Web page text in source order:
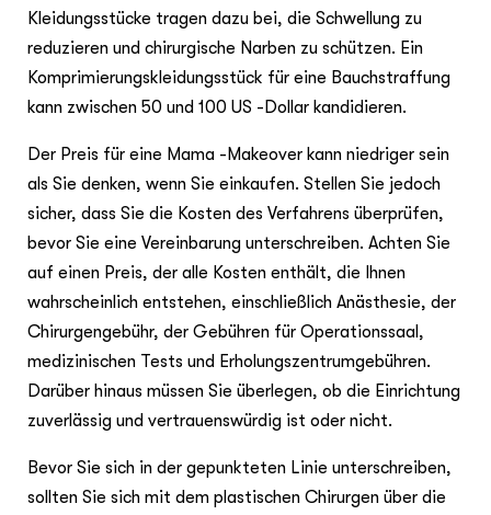
Kleidungsstücke tragen dazu bei, die Schwellung zu
reduzieren und chirurgische Narben zu schützen. Ein
Komprimierungskleidungsstück für eine Bauchstraffung
kann zwischen 50 und 100 US -Dollar kandidieren.
Der Preis für eine Mama -Makeover kann niedriger sein
als Sie denken, wenn Sie einkaufen. Stellen Sie jedoch
sicher, dass Sie die Kosten des Verfahrens überprüfen,
bevor Sie eine Vereinbarung unterschreiben. Achten Sie
auf einen Preis, der alle Kosten enthält, die Ihnen
wahrscheinlich entstehen, einschließlich Anästhesie, der
Chirurgengebühr, der Gebühren für Operationssaal,
medizinischen Tests und Erholungszentrumgebühren.
Darüber hinaus müssen Sie überlegen, ob die Einrichtung
zuverlässig und vertrauenswürdig ist oder nicht.
Bevor Sie sich in der gepunkteten Linie unterschreiben,
sollten Sie sich mit dem plastischen Chirurgen über die